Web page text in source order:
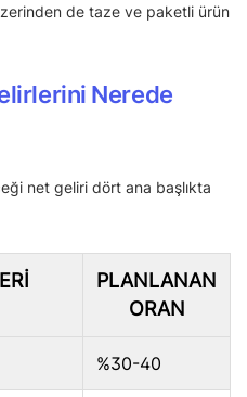
de taze ve paketli ürün
Nerede
net geliri dört ana başlıkta
PLANLANAN
ORAN
%30-40